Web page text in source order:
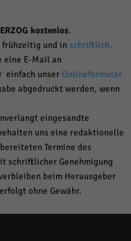
kostenlos.
frühzeitig und in schriftlich,
eine E-Mail an
einfach unserOnlineformular
abgedruckt werden, wenn
eingesandte
uns eine redaktionelle
Termine des
schriftlicher Genehmigung
beim Herausgeber
ohne Gewähr.